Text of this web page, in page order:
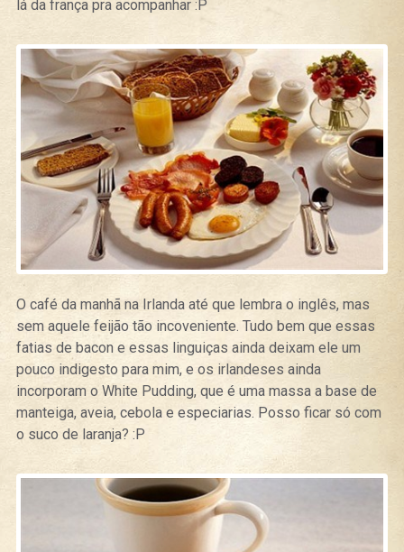
lá da frança pra acompanhar :P
O café da manhã na Irlanda até que lembra o inglês, mas
sem aquele feijão tão incoveniente. Tudo bem que essas
fatias de bacon e essas linguiças ainda deixam ele um
pouco indigesto para mim, e os irlandeses ainda
incorporam o White Pudding, que é uma massa a base de
manteiga, aveia, cebola e especiarias. Posso ficar só com
o suco de laranja? :P